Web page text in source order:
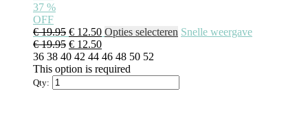
37 %
OFF
€19.95 € 12.50 Opties selecteren Snelle weergave
€19.95 € 12.50
36 38 40 42 44 46 48 50 52
This option is required
Qty: